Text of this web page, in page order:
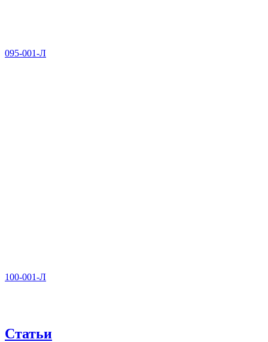
095-001-Л
100-001-Л
Статьи